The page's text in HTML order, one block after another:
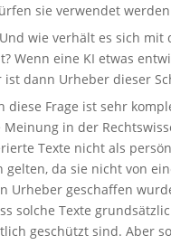
sie verwendet
wie verhält es sich mit
Wenn eine KI etwas
ist dann Urheber dieser
diese Frage ist sehr
in der
Texte nicht als
gelten, da sie nicht von
Urheber geschaffen
solche Texte
geschützt sind. Aber